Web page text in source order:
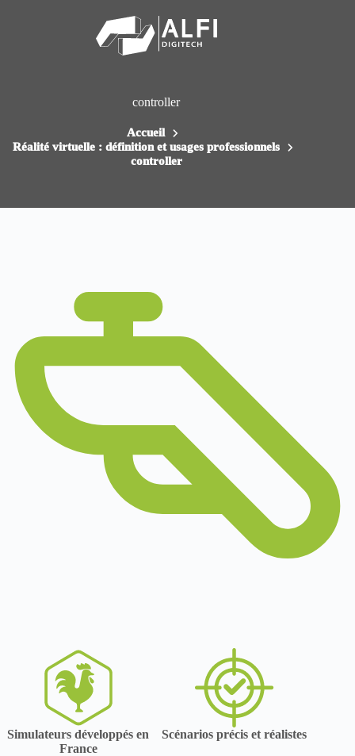
controller
Accueil
Réalité virtuelle : définition et usages professionnels
controller
Simulateurs développés en
France
Scénarios précis et réalistes